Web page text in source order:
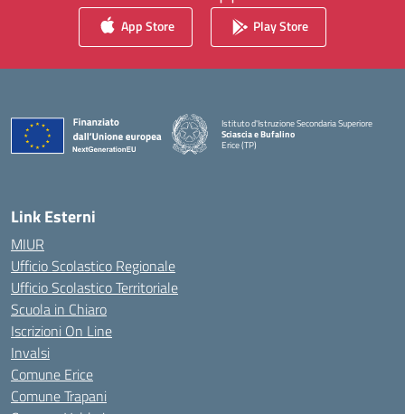
App Store Play Store
Istituto d'Istruzione Secondaria Superiore
Sciascia e Bufalino
Erice (TP)
Link Esterni
MIUR
Ufficio Scolastico Regionale
Ufficio Scolastico Territoriale
Scuola in Chiaro
Iscrizioni On Line
Invalsi
Comune Erice
Comune Trapani